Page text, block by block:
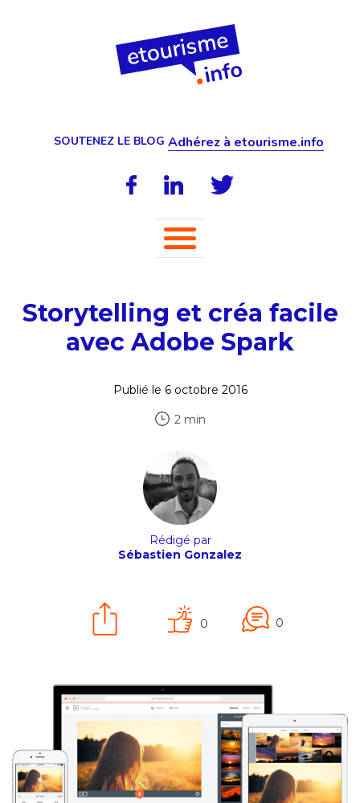
SOUTENEZ LE BLOG Adhérez à etourisme.info
Storytelling et créa facile
avec Adobe Spark
Publié le 6 octobre 2016
2 min
Rédigé par
Sébastien Gonzalez
0 0